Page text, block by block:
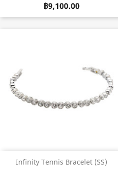
฿9,100.00
Infinity Tennis Bracelet (SS)